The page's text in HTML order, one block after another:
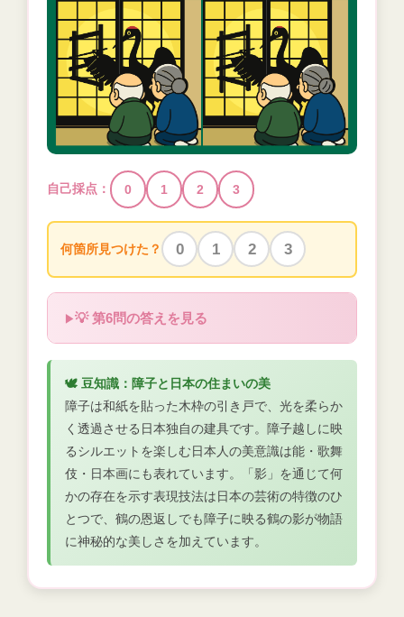
自己採点： 0 1 2 3
何箇所見つけた？ 0 1 2 3
💡 第6問の答えを見る
🕊️ 豆知識：障子と日本の住まいの美
障子は和紙を貼った木枠の引き戸で、光を柔らか
く透過させる日本独自の建具です。障子越しに映
るシルエットを楽しむ日本人の美意識は能・歌舞
伎・日本画にも表れています。「影」を通じて何
かの存在を示す表現技法は日本の芸術の特徴のひ
とつで、鶴の恩返しでも障子に映る鶴の影が物語
に神秘的な美しさを加えています。